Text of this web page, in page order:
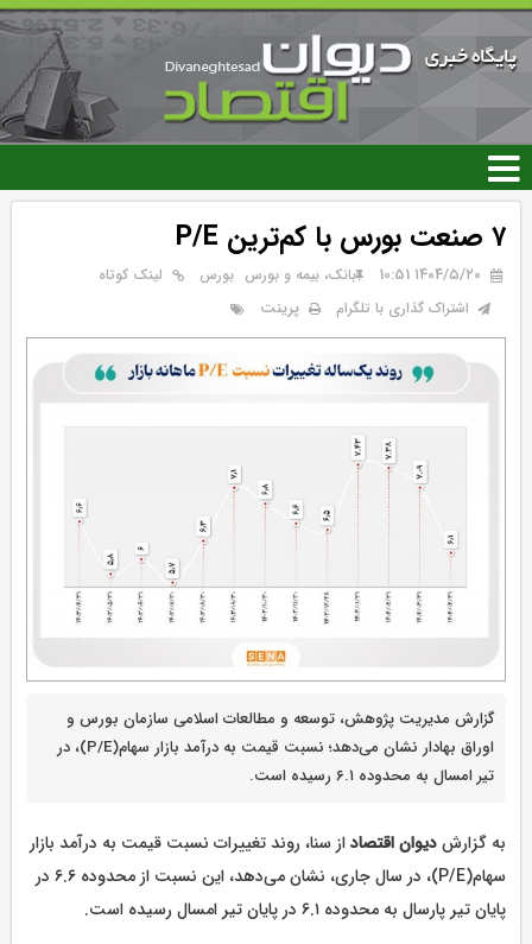
رفتن
محتوای
اصلی
۷ صنعت بورس با کم‌ترین P/E
۱۴۰۴/۵/۲۰ 10:51 بانک، بیمه و بورس بورس
لینک کوتاه
اشتراک گذاری با تلگرام
پرینت
گزارش مدیریت پژوهش، توسعه و مطالعات اسلامی سازمان بورس و
اوراق بهادار نشان می‌دهد؛ نسبت قیمت به درآمد بازار سهام(P/E)، در
تیر امسال به محدوده ۶.۱ رسیده است.
به گزارشدیوان اقتصاداز سنا، روند تغییرات نسبت قیمت به درآمد بازار
سهام(P/E)، در سال جاری، نشان می‌دهد، این نسبت از محدوده ۶.۶ در
پایان تیر پارسال به محدوده ۶.۱ در پایان تیر امسال رسیده است.